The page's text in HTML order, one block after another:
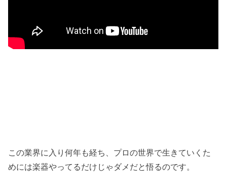
この業界に入り何年も経ち、プロの世界で生きていくた
めには楽器やってるだけじゃダメだと悟るのです。